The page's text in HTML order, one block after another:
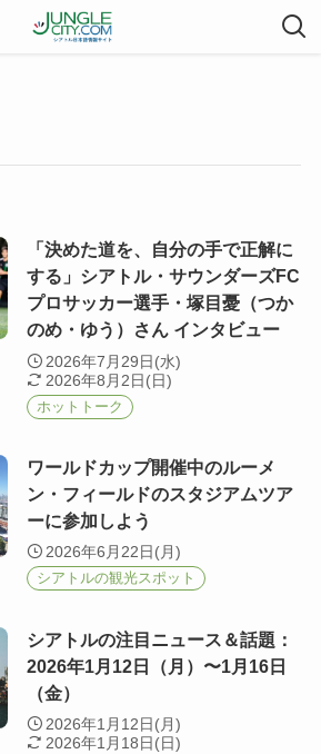
「決めた道を、自分の手で正解に
する」シアトル・サウンダーズFC
プロサッカー選手・塚目憂（つか
のめ・ゆう）さん インタビュー
2026年7月29日(水)
2026年8月2日(日)
ホットトーク
ワールドカップ開催中のルーメ
ン・フィールドのスタジアムツア
ーに参加しよう
2026年6月22日(月)
シアトルの観光スポット
シアトルの注目ニュース＆話題：
2026年1月12日（月）〜1月16日
（金）
2026年1月12日(月)
2026年1月18日(日)